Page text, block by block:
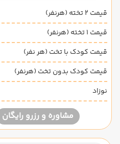
قیمت 2 تخته (هرنفر)
قیمت 1 تخته (هرنفر)
قیمت کودک با تخت (هر نفر)
قیمت کودک بدون تخت (هرنفر)
نوزاد
مشاوره و رزرو رایگان